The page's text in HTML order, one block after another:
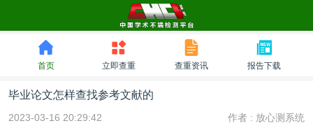
首页 立即查重 查重资讯 报告下载
毕业论文怎样查找参考文献的
2023-03-16 20:29:42 作者 : 放心测系统